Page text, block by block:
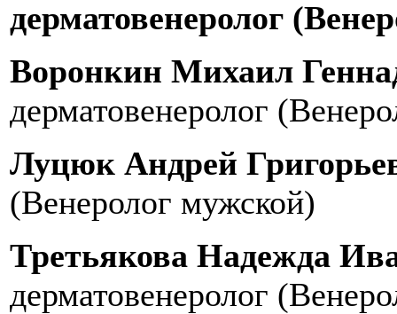
дерматовенеролог
Воронкин Михаил
дерматовенеролог
Луцюк Андрей
(Венеролог мужской)
Третьякова Надежда
дерматовенеролог